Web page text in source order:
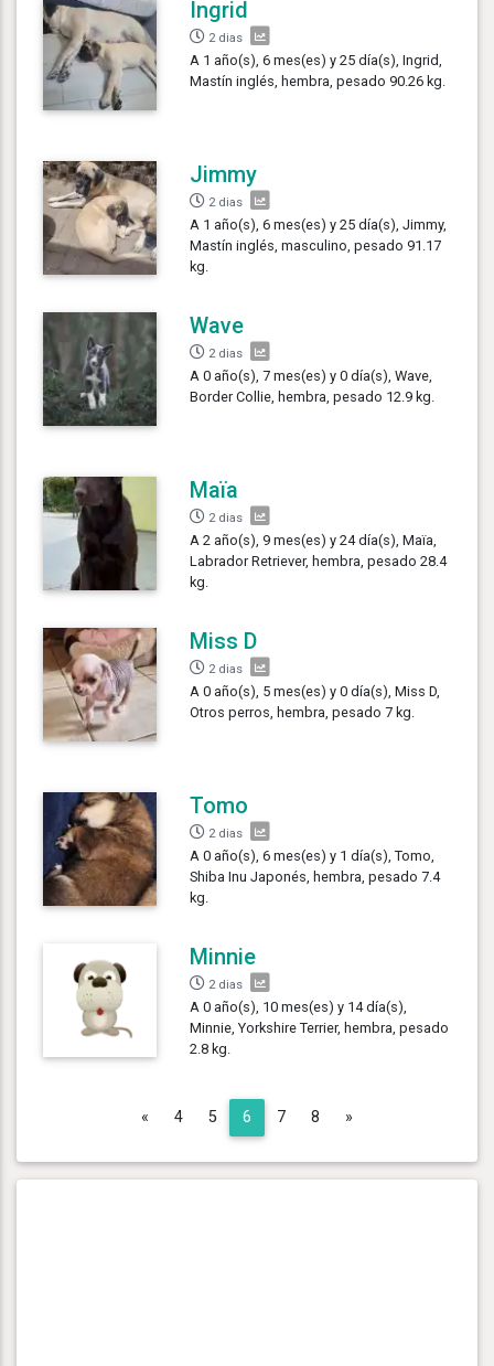
Ingrid
2 dias
A 1 año(s), 6 mes(es) y 25 día(s), Ingrid,
Mastín inglés, hembra, pesado 90.26 kg.
Jimmy
2 dias
A 1 año(s), 6 mes(es) y 25 día(s), Jimmy,
Mastín inglés, masculino, pesado 91.17
kg.
Wave
2 dias
A 0 año(s), 7 mes(es) y 0 día(s), Wave,
Border Collie, hembra, pesado 12.9 kg.
Maïa
2 dias
A 2 año(s), 9 mes(es) y 24 día(s), Maïa,
Labrador Retriever, hembra, pesado 28.4
kg.
Miss D
2 dias
A 0 año(s), 5 mes(es) y 0 día(s), Miss D,
Otros perros, hembra, pesado 7 kg.
Tomo
2 dias
A 0 año(s), 6 mes(es) y 1 día(s), Tomo,
Shiba Inu Japonés, hembra, pesado 7.4
kg.
Minnie
2 dias
A 0 año(s), 10 mes(es) y 14 día(s),
Minnie, Yorkshire Terrier, hembra, pesado
2.8 kg.
« Previous
4 5 6 7 8 »